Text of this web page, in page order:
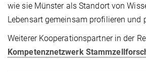
wie sie Münster als Standort von
Lebensart gemeinsam profilieren und
Weiterer Kooperationspartner in der
Kompetenznetzwerk